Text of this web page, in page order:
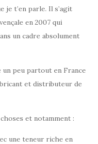
je t’en parle. Il s’agit
en 2007 qui
un cadre absolument
un peu partout en France
et distributeur de
et notamment :
une teneur riche en